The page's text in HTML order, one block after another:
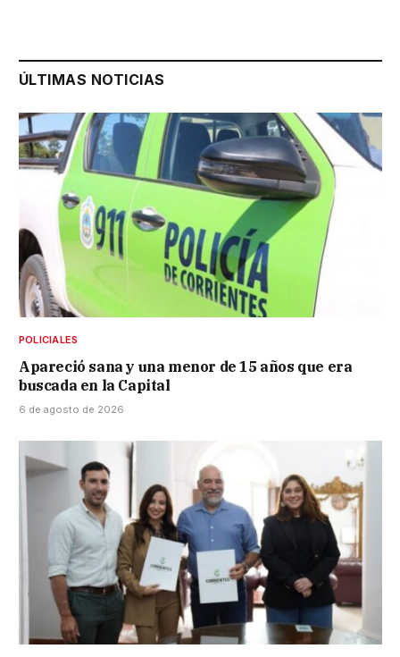
ÚLTIMAS NOTICIAS
POLICIALES
Apareció sana y una menor de 15 años que era
buscada en la Capital
6 de agosto de 2026